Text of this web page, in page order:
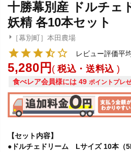
十勝幕別産 ドルチェ
妖精 各10本セット
［幕別町］本田農場
レビュー評価平
5,280 税込・送料込
食べレア会員様には 49 ポイントプレ
【セット内容】
●ドルチェドリーム Lサイズ 10本（